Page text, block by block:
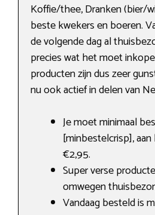
Koffie/thee, Dranken (bier/
beste kwekers en boeren.
de volgende dag al
precies wat het moet
producten zijn dus zeer
nu ook actief in delen van
Je moet minimaal
[minbestelcrisp],
€2,95.
Super verse
omwegen
Vandaag besteld is